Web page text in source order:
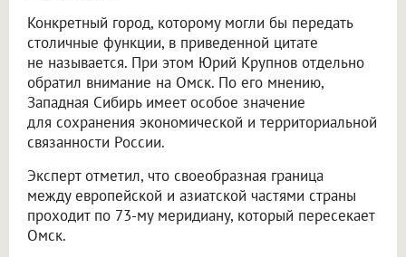
Конкретный город, которому могли бы передать
столичные функции, в приведенной цитате
не называется. При этом Юрий Крупнов отдельно
обратил внимание на Омск. По его мнению,
Западная Сибирь имеет особое значение
для сохранения экономической и территориальной
связанности России.
Эксперт отметил, что своеобразная граница
между европейской и азиатской частями страны
проходит по 73-му меридиану, который пересекает
Омск.